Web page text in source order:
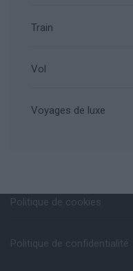
Train
Vol
Voyages de luxe